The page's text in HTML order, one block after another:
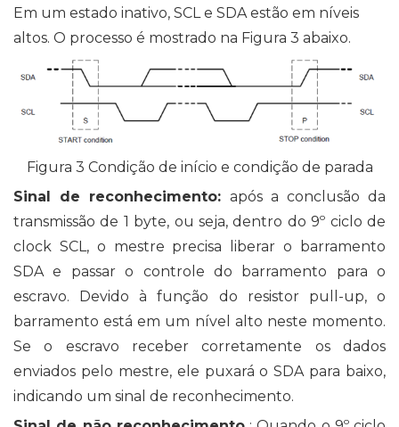
Em um estado inativo, SCL e SDA estão em níveis
altos. O processo é mostrado na Figura 3 abaixo.
Figura 3 Condição de início e condição de parada
Sinal de reconhecimento: após a conclusão da
transmissão de 1 byte, ou seja, dentro do 9º ciclo de
clock SCL, o mestre precisa liberar o barramento
SDA e passar o controle do barramento para o
escravo. Devido à função do resistor pull-up, o
barramento está em um nível alto neste momento.
Se o escravo receber corretamente os dados
enviados pelo mestre, ele puxará o SDA para baixo,
indicando um sinal de reconhecimento.